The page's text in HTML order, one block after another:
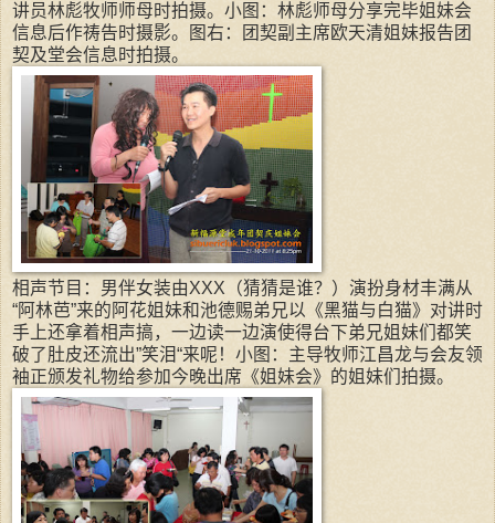
讲员林彪牧师师母时拍摄。小图：林彪师母分享完毕姐妹会
信息后作祷告时摄影。图右：团契副主席欧天清姐妹报告团
契及堂会信息时拍摄。
相声节目：男伴女装由XXX（猜猜是谁？）演扮身材丰满从
“阿林芭”来的阿花姐妹和池德赐弟兄以《黑猫与白猫》对讲时
手上还拿着相声搞，一边读一边演使得台下弟兄姐妹们都笑
破了肚皮还流出”笑泪“来呢！小图：主导牧师江昌龙与会友领
袖正颁发礼物给参加今晚出席《姐妹会》的姐妹们拍摄。